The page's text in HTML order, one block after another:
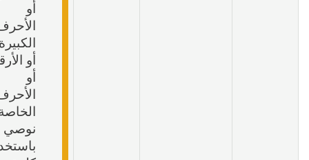
الأحرف
الكبيرة
أو الأرقام
الأحرف
الخاصة.
نوصي
باستخدام